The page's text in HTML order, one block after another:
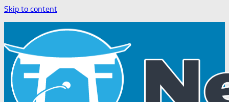
Skip to content